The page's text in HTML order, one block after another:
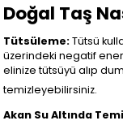
Doğal Taş
Tütsüleme:Tütsü
üzerindeki negatif
elinize tütsüyü alıp
temizleyebilirsiniz.
Akan Su Altında